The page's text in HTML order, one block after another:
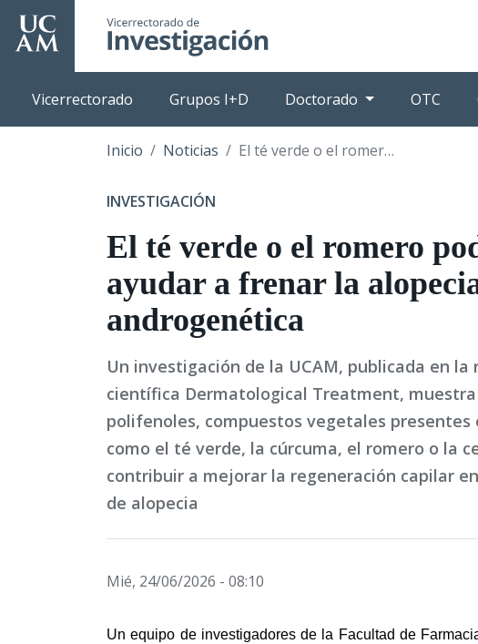
Pasar
principal
Vicerrectorado Grupos I+D Doctorado OTC
Inicio Noticias El té verde o el romero podrían ayudar a frenar la alopecia androgenética
INVESTIGACIÓN
El té verde o el romero
ayudar a frenar la
androgenética
Un investigación de la UCAM, publicada en la
científica Dermatological Treatment, muestra
polifenoles, compuestos vegetales presentes
como el té verde, la cúrcuma, el romero o la
contribuir a mejorar la regeneración capilar
de alopecia
Mié, 24/06/2026 - 08:10
Un equipo de investigadores de la Facultad de